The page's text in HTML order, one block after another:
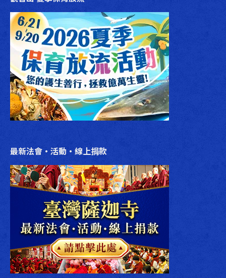
最新法會‧活動‧線上捐款